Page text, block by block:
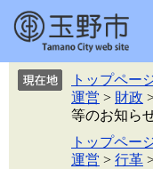
トップペー
運営 > 財政
等のお知ら
トップペー
運営 > 行革